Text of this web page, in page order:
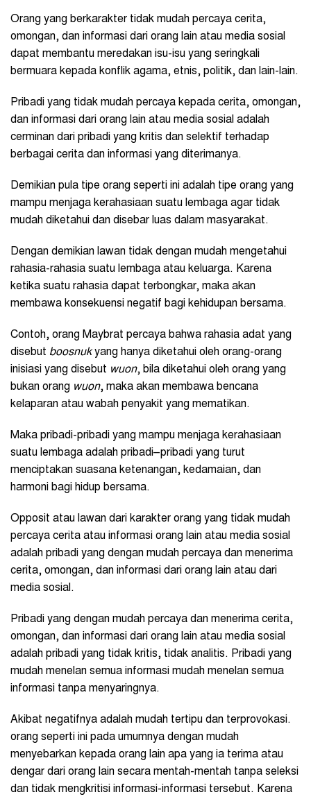
Orang yang berkarakter tidak mudah percaya cerita,
omongan, dan informasi dari orang lain atau media sosial
dapat membantu meredakan isu-isu yang seringkali
bermuara kepada konflik agama, etnis, politik, dan lain-lain.
Pribadi yang tidak mudah percaya kepada cerita, omongan,
dan informasi dari orang lain atau media sosial adalah
cerminan dari pribadi yang kritis dan selektif terhadap
berbagai cerita dan informasi yang diterimanya.
Demikian pula tipe orang seperti ini adalah tipe orang yang
mampu menjaga kerahasiaan suatu lembaga agar tidak
mudah diketahui dan disebar luas dalam masyarakat.
Dengan demikian lawan tidak dengan mudah mengetahui
rahasia-rahasia suatu lembaga atau keluarga. Karena
ketika suatu rahasia dapat terbongkar, maka akan
membawa konsekuensi negatif bagi kehidupan bersama.
Contoh, orang Maybrat percaya bahwa rahasia adat yang
disebut boosnukyang hanya diketahui oleh orang-orang
inisiasi yang disebut wuon, bila diketahui oleh orang yang
bukan orang wuon, maka akan membawa bencana
kelaparan atau wabah penyakit yang mematikan.
Maka pribadi-pribadi yang mampu menjaga kerahasiaan
suatu lembaga adalah pribadi–pribadi yang turut
menciptakan suasana ketenangan, kedamaian, dan
harmoni bagi hidup bersama.
Opposit atau lawan dari karakter orang yang tidak mudah
percaya cerita atau informasi orang lain atau media sosial
adalah pribadi yang dengan mudah percaya dan menerima
cerita, omongan, dan informasi dari orang lain atau dari
media sosial.
Pribadi yang dengan mudah percaya dan menerima cerita,
omongan, dan informasi dari orang lain atau media sosial
adalah pribadi yang tidak kritis, tidak analitis. Pribadi yang
mudah menelan semua informasi mudah menelan semua
informasi tanpa menyaringnya.
Akibat negatifnya adalah mudah tertipu dan terprovokasi.
orang seperti ini pada umumnya dengan mudah
menyebarkan kepada orang lain apa yang ia terima atau
dengar dari orang lain secara mentah-mentah tanpa seleksi
dan tidak mengkritisi informasi-informasi tersebut. Karena